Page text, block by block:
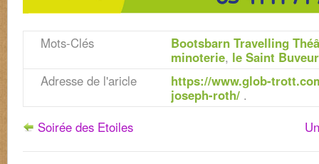
Mots-Clés
Bootsbarn Travelling
minoterie, le Saint Buveur
Adresse de l'aricle
https://www.glob-
joseph-roth/ .
Soirée des Etoiles